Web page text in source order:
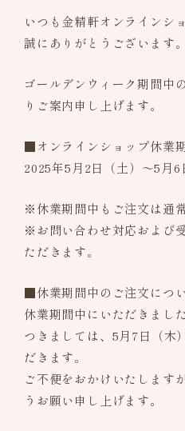
季節の特集
お品書き
詰め合わせギフト
よみもの
特定商取引法に基づく表記
いつも金精軒オンラインシ
誠にありがとうございます。
ゴールデンウィーク期間中
りご案内申し上げます。
■オンラインショップ休業
2025年5月2日（土）～5月6
※休業期間中もご注文は通
※お問い合わせ対応および
ただきます。
■休業期間中のご注文につ
休業期間中にいただきまし
つきましては、5月7日（木
だきます。
ご不便をおかけいたします
うお願い申し上げます。